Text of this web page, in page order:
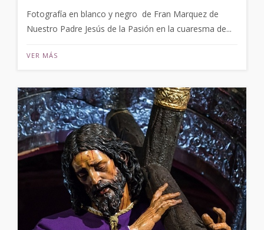
Fotografía en blanco y negro de Fran Marquez de
Nuestro Padre Jesús de la Pasión en la cuaresma de...
VER MÁS